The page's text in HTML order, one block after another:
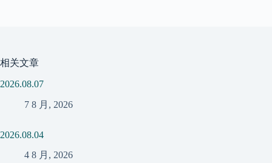
相关文章
2026.08.07
7 8 月, 2026
2026.08.04
4 8 月, 2026